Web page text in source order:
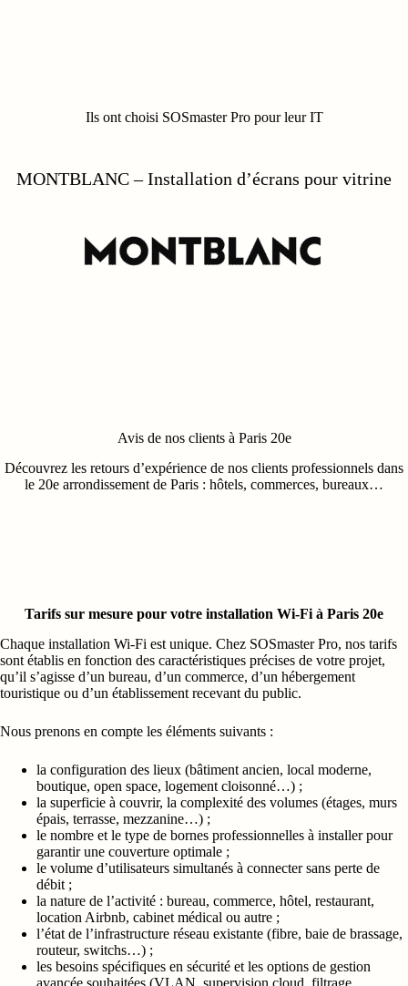
Ils ont choisi SOSmaster Pro pour leur IT
MONCLER – Installation LED Wall en
Avis de nos clients à Paris 20e
Découvrez les retours d’expérience de nos clients professionnels dans
le 20e arrondissement de Paris : hôtels, commerces, bureaux…
Tarifs sur mesure pour votre installation Wi-Fi à Paris 20e
Chaque installation Wi‑Fi est unique. Chez SOSmaster Pro, nos tarifs
sont établis en fonction des caractéristiques précises de votre projet,
qu’il s’agisse d’un bureau, d’un commerce, d’un hébergement
touristique ou d’un établissement recevant du public.
Nous prenons en compte les éléments suivants :
la configuration des lieux (bâtiment ancien, local moderne,
boutique, open space, logement cloisonné…) ;
la superficie à couvrir, la complexité des volumes (étages, murs
épais, terrasse, mezzanine…) ;
le nombre et le type de bornes professionnelles à installer pour
garantir une couverture optimale ;
le volume d’utilisateurs simultanés à connecter sans perte de
débit ;
la nature de l’activité : bureau, commerce, hôtel, restaurant,
location Airbnb, cabinet médical ou autre ;
l’état de l’infrastructure réseau existante (fibre, baie de brassage,
routeur, switchs…) ;
les besoins spécifiques en sécurité et les options de gestion
avancée souhaitées (VLAN, supervision cloud, filtrage,